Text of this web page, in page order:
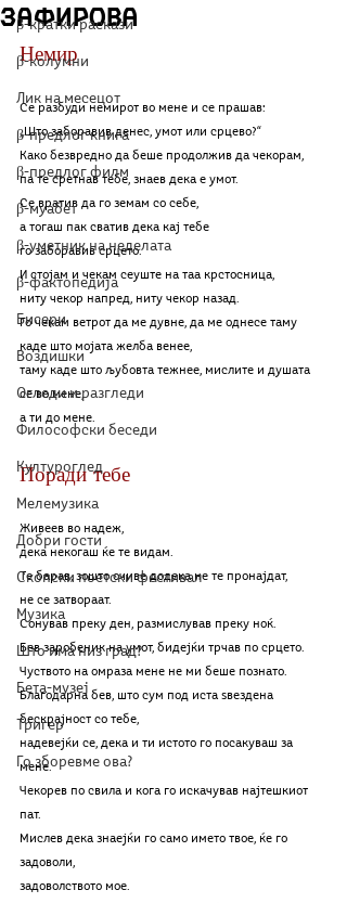
β-кратки раскази
β-колумни
Лик на месецот
β-предлог книга
β-предлог филм
β-муабет
β-уметник на неделата
β-фактопедија
Бисери
Воздишки
Огледи и разгледи
Философски беседи
Културоглед
Мелемузика
Добри гости
Скопски поетски фестивал
Музика
Што има низ град?
Бета-музеј
Тригер
Го зборевме ова?
Зафирова
Немир
Се разбуди немирот во мене и се прашав:
„Што заборавив денес, умот или срцево?“
Како безвредно да беше продолжив да чекорам,
па те сретнав тебе, знаев дека е умот.
Се вратив да го земам со себе,
а тогаш пак сватив дека кај тебе
го заборавив срцето.
И стојам и чекам сеуште на таа крстосница,
ниту чекор напред, ниту чекор назад.
Го чекам ветрот да ме дувне, да ме однесе таму
каде што мојата желба венее,
таму каде што љубовта тежнее, мислите и душата
се во мене,
а ти до мене.
Поради тебе
Живеев во надеж,
дека некогаш ќе те видам.
Те барав, зошто очиве додека не те пронајдат,
не се затвораат.
Сонував преку ден, размислував преку ноќ.
Бев заробеник на умот, бидејќи трчав по срцето.
Чуството на омраза мене не ми беше познато.
Благодарна бев, што сум под иста ѕвездена
бескрајност со тебе,
надевејќи се, дека и ти истото го посакуваш за
мене.
Чекорев по свила и кога го искачував најтешкиот
пат.
Мислев дека знаејќи го само името твое, ќе го
задоволи,
задоволството мое.